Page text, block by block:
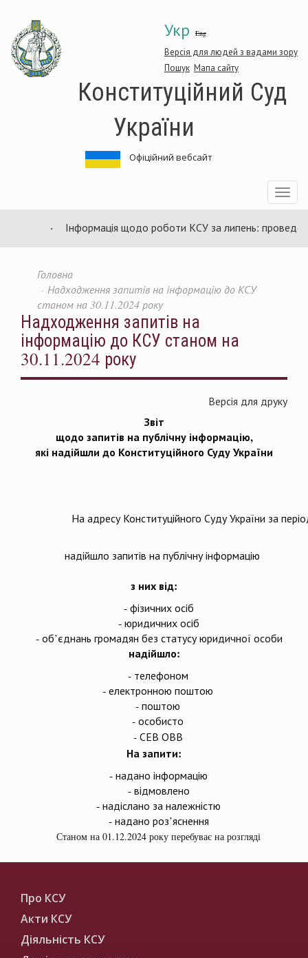
основного
матеріалу
Укр Eng
Версія для людей з вадами зору
Пошук Мапа сайту
Конституційний Суд
України
Офіційний вебсайт
Toggle
Інформація щодо роботи КСУ за липень: проведено
Головна
Надходження запитів на інформацію до КСУ
станом на 30.11.2024 року
Надходження запитів на
інформацію до КСУ станом на
30.11.2024 року
Версія для друку
Звіт
щодо запитів на публічну інформацію,
які надійшли до Конституційного Суду України
На адресу Конституційного Суду України за
надійшло запитів на публічну інформацію
з них від:
- фізичних осіб
- юридичних осіб
- об’єднань громадян без статусу юридичної особи
надійшло:
- телефоном
- електронною поштою
- поштою
- особисто
- СЕВ ОВВ
На запити:
- надано інформацію
- відмовлено
- надіслано за належністю
- надано роз’яснення
Станом на 01.12.2024 року перебуває на розгляді
Про КСУ
Акти КСУ
Діяльність КСУ